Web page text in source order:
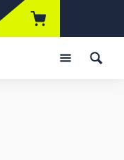
0 Produkte auf dem